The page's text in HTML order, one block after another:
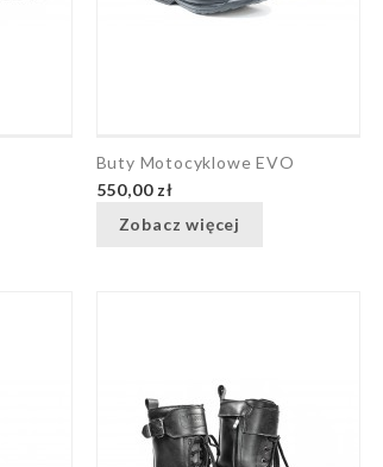
Buty Motocyklowe EVO
550,00 zł
Zobacz więcej